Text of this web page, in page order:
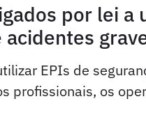
por lei a
EPIs de
profissionais, os